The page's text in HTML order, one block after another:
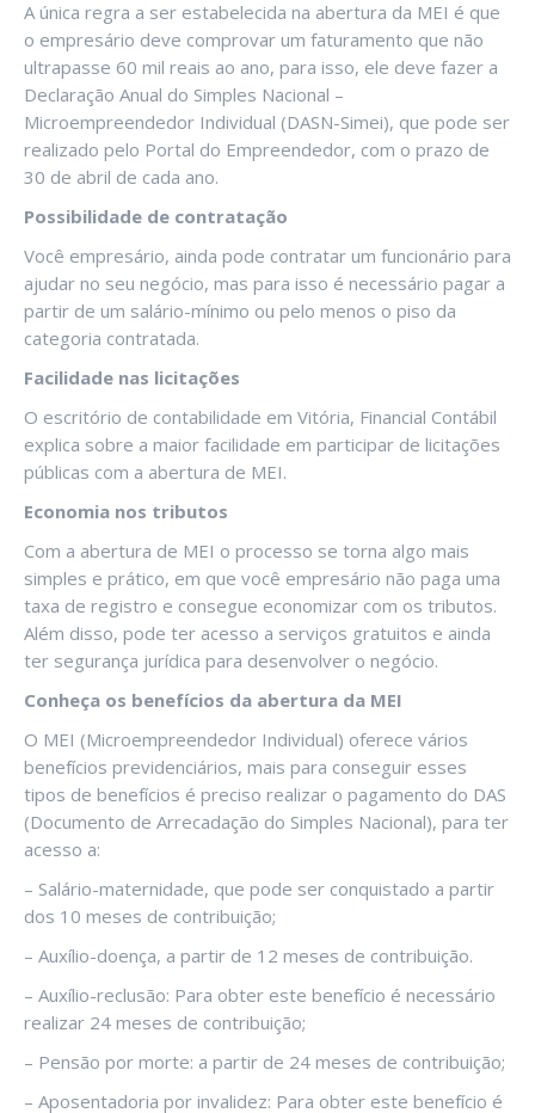
A única regra a ser estabelecida na abertura da MEI é que
o empresário deve comprovar um faturamento que não
ultrapasse 60 mil reais ao ano, para isso, ele deve fazer a
Declaração Anual do Simples Nacional –
Microempreendedor Individual (DASN-Simei), que pode ser
realizado pelo Portal do Empreendedor, com o prazo de
30 de abril de cada ano.
Possibilidade de contratação
Você empresário, ainda pode contratar um funcionário para
ajudar no seu negócio, mas para isso é necessário pagar a
partir de um salário-mínimo ou pelo menos o piso da
categoria contratada.
Facilidade nas licitações
O escritório de contabilidade em Vitória, Financial Contábil
explica sobre a maior facilidade em participar de licitações
públicas com a abertura de MEI.
Economia nos tributos
Com a abertura de MEI o processo se torna algo mais
simples e prático, em que você empresário não paga uma
taxa de registro e consegue economizar com os tributos.
Além disso, pode ter acesso a serviços gratuitos e ainda
ter segurança jurídica para desenvolver o negócio.
Conheça os benefícios da abertura da MEI
O MEI (Microempreendedor Individual) oferece vários
benefícios previdenciários, mais para conseguir esses
tipos de benefícios é preciso realizar o pagamento do DAS
(Documento de Arrecadação do Simples Nacional), para ter
acesso a:
– Salário-maternidade, que pode ser conquistado a partir
dos 10 meses de contribuição;
– Auxílio-doença, a partir de 12 meses de contribuição.
– Auxílio-reclusão: Para obter este benefício é necessário
realizar 24 meses de contribuição;
– Pensão por morte: a partir de 24 meses de contribuição;
– Aposentadoria por invalidez: Para obter este benefício é